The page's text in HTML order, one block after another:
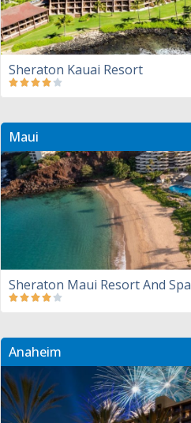
Sheraton Kauai Resort
Maui
Sheraton Maui Resort And Spa
Anaheim